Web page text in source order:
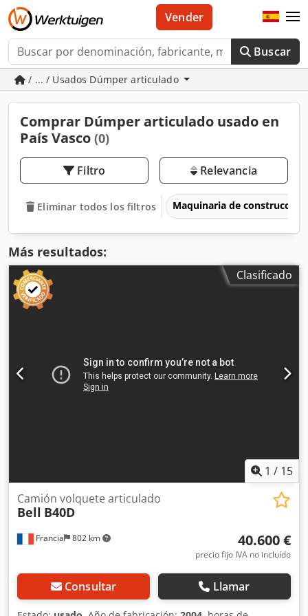
Buscar
Vender
/ ... / Usados Dúmper articulado
Comprar Dúmper articulado usado en
País Vasco (0)
Filtro Relevancia
Eliminar todos los filtros Maquinaria de construcción
Más resultados:
Clasificado
1 / 15
Francia 802 km
Camión volquete articulado
Bell B40D
40.600 €
precio fijo IVA no incluído
Consultar Llamar